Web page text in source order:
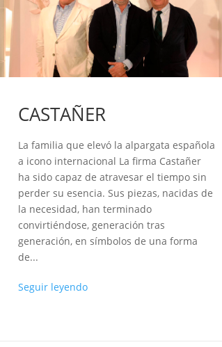
CASTAÑER
La familia que elevó la alpargata española
a icono internacional La firma Castañer
ha sido capaz de atravesar el tiempo sin
perder su esencia. Sus piezas, nacidas de
la necesidad, han terminado
convirtiéndose, generación tras
generación, en símbolos de una forma
de...
Seguir leyendo